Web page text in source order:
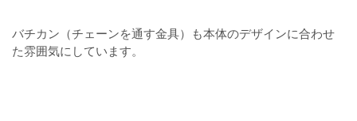
バチカン（チェーンを通す金具）も本体のデザインに合わせ
た雰囲気にしています。